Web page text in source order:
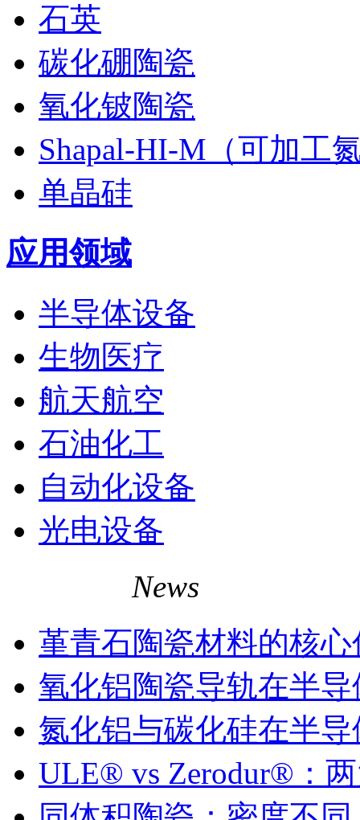
石英
碳化硼陶瓷
氧化铍陶瓷
Shapal-HI-M（可加工
单晶硅
应用领域
半导体设备
生物医疗
航天航空
石油化工
自动化设备
光电设备
News
堇青石陶瓷材料的核心
氧化铝陶瓷导轨在半
氮化铝与碳化硅在半
ULE® vs Zerodur®：